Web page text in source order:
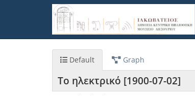
Default Graph
Το ηλεκτρικό [1900-07-02]
[Φυλλάδιο] Οι
[Φυλλάδιο] Ο
[Βιβλίο] Ο
[Φυλλάδιο]
[Βιβλίο] Πολιτικά
[Φυλλάδιο] Προς τη
[Φυλλάδιο] Προς